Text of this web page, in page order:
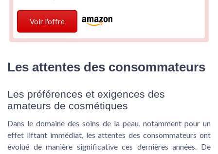
Voir l'offre
Les attentes des consommateurs
Les préférences et exigences des
amateurs de cosmétiques
Dans le domaine des soins de la peau, notamment pour un
effet liftant immédiat, les attentes des consommateurs ont
évolué de manière significative ces dernières années. De